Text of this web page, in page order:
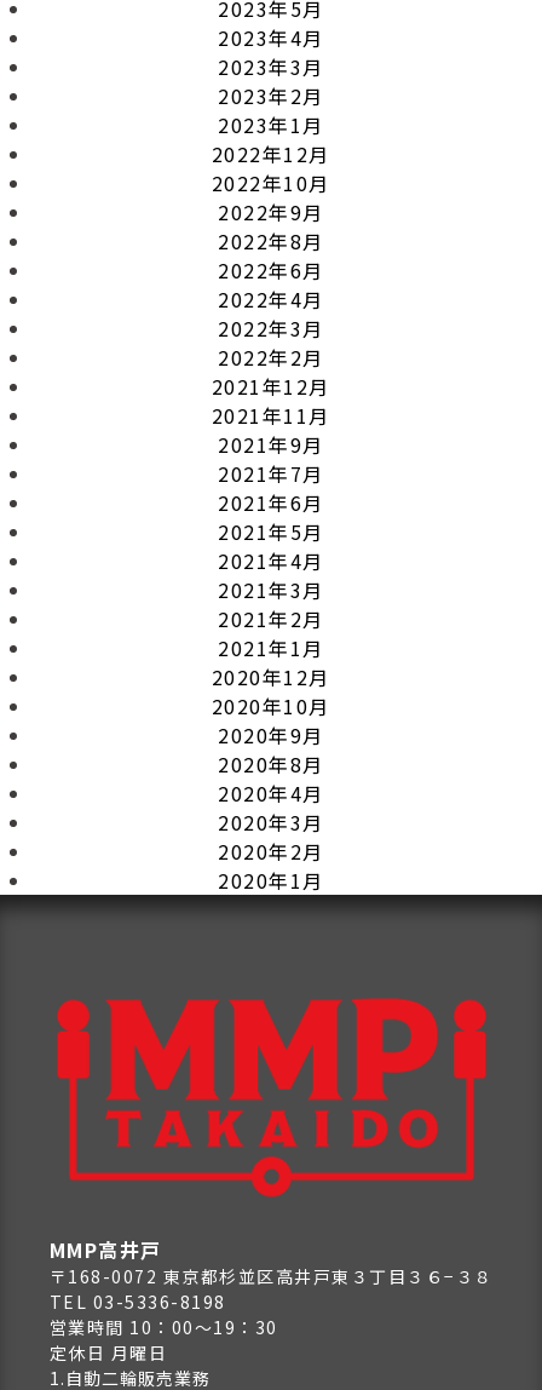
2023年5月
2023年4月
2023年3月
2023年2月
2023年1月
2022年12月
2022年10月
2022年9月
2022年8月
2022年6月
2022年4月
2022年3月
2022年2月
2021年12月
2021年11月
2021年9月
2021年7月
2021年6月
2021年5月
2021年4月
2021年3月
2021年2月
2021年1月
2020年12月
2020年10月
2020年9月
2020年8月
2020年4月
2020年3月
2020年2月
2020年1月
MMP高井戸
〒168-0072 東京都杉並区高井戸東３丁目３６−３８
TEL 03-5336-8198
営業時間 10：00～19：30
定休日 月曜日
1.自動二輪販売業務